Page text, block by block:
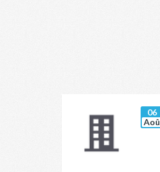
06
Aoû